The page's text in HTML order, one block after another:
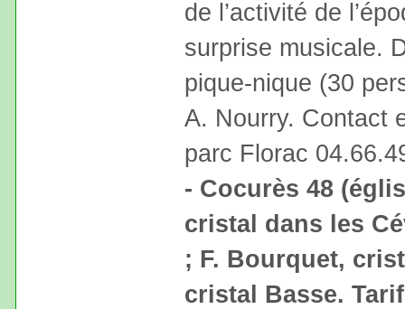
de l’activité de
surprise musicale.
pique-nique (30
A. Nourry. Contact
parc Florac
- Cocurès 48
cristal dans les
; F. Bourquet,
cristal Basse.